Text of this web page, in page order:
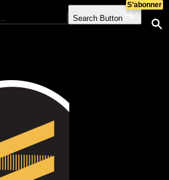
Search Button
S’abonner